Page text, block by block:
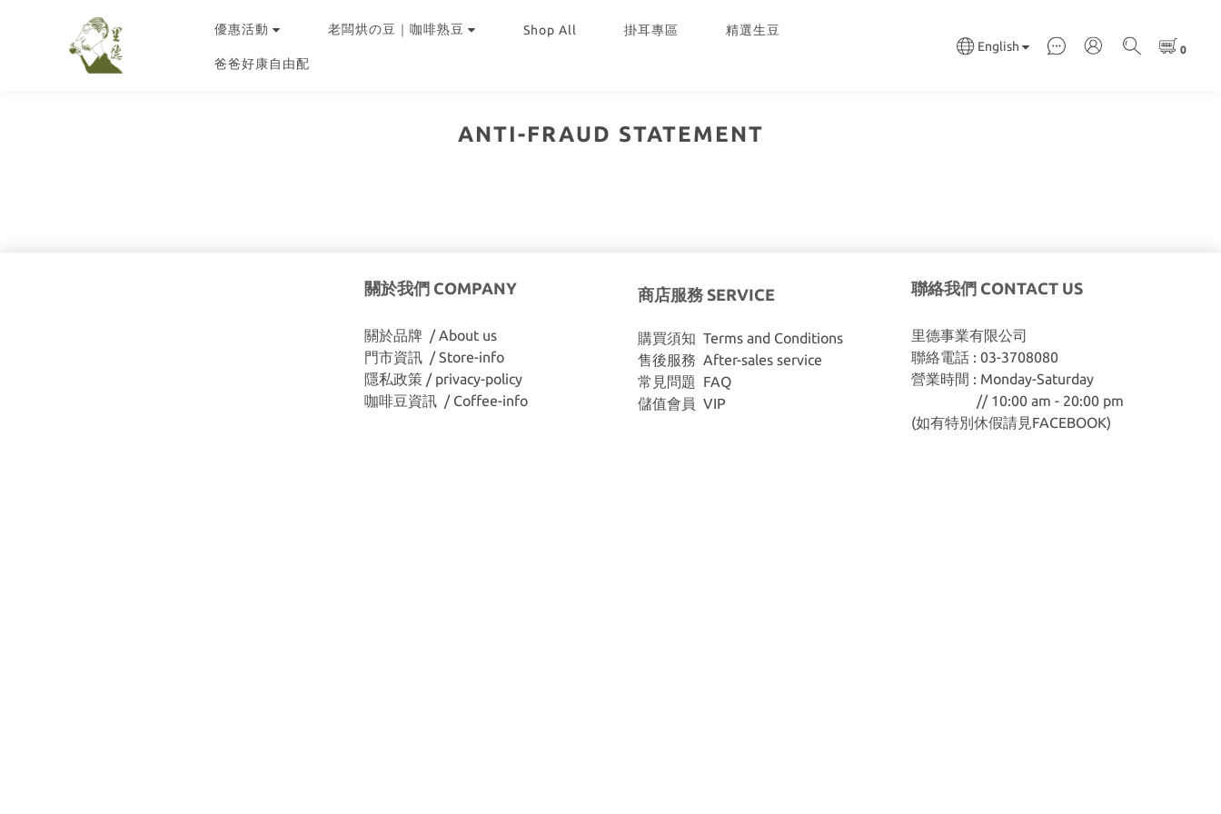
優惠活動 老闆烘の豆｜咖啡熟豆 Shop All 掛耳專區 精選生豆
爸爸好康自由配
English
ANTI-FRAUD STATEMENT
關於我們 COMPANY
關於品牌 / About us
門市資訊 / Store-info
隱私政策 / privacy-policy
咖啡豆資訊 / Coffee-info
商店服務 SERVICE
購買須知 Terms and Conditions
售後服務 After-sales service
常見問題 FAQ
儲值會員 VIP
聯絡我們 CONTACT US
里德事業有限公司
聯絡電話 : 03-3708080
營業時間 : Monday-Saturday
// 10:00 am - 20:00 pm
(如有特別休假請見FACEBOOK)